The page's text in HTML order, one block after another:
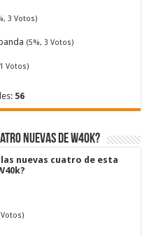
3 Votos)
(5%, 3 Votos)
Votos)
56
nuevas de W40k?
nuevas cuatro de esta